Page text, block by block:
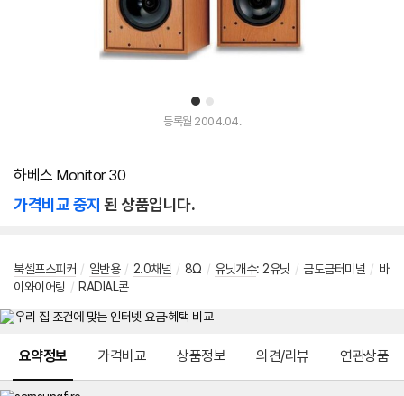
1 2
등록월 2004.04.
하베스 Monitor 30
가격비교 중지 된 상품입니다.
북셸프스피커 / 일반용 / 2.0채널 / 8Ω / 유닛개수: 2유닛 / 금도금터미널 / 바
이와이어링 / RADIAL콘
요약정보 가격비교 상품정보 의견/리뷰 연관상품